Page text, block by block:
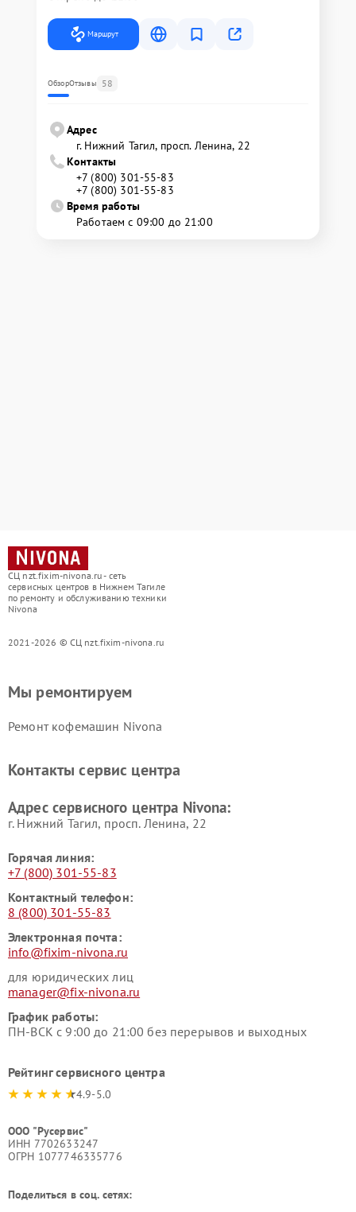
Маршрут
ОбзорОтзывы 58
Адрес
г. Нижний Тагил, просп. Ленина, 22
Контакты
+7 (800) 301-55-83
+7 (800) 301-55-83
Время работы
Работаем с 09:00 до 21:00
СЦ nzt.fixim-nivona.ru - сеть
сервисных центров в Нижнем Тагиле
по ремонту и обслуживанию техники
Nivona
2021-2026 © СЦ nzt.fixim-nivona.ru
Мы ремонтируем
Ремонт кофемашин Nivona
Контакты сервис центра
Адрес сервисного центра Nivona:
г. Нижний Тагил, просп. Ленина, 22
Горячая линия:
+7 (800) 301-55-83
Контактный телефон:
8 (800) 301-55-83
Электронная почта:
info@fixim-nivona.ru
для юридических лиц
manager@fix-nivona.ru
График работы:
ПН-ВСК с 9:00 до 21:00 без перерывов и выходных
Рейтинг сервисного центра
4.9-5.0
ООО "Русервис"
ИНН 7702633247
ОГРН 1077746335776
Поделиться в соц. сетях: